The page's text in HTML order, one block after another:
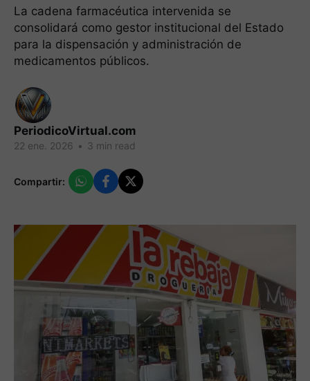
La cadena farmacéutica intervenida se
consolidará como gestor institucional del Estado
para la dispensación y administración de
medicamentos públicos.
PeriodicoVirtual.com
22 ene. 2026 • 3 min read
Compartir: